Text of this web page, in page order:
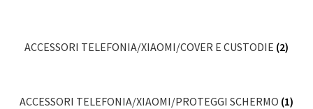
ACCESSORI TELEFONIA/XIAOMI/COVER E CUSTODIE (2)
ACCESSORI TELEFONIA/XIAOMI/PROTEGGI SCHERMO (1)